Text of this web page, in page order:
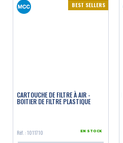
BEST SELLERS
CARTOUCHE DE FILTRE À AIR -
BOITIER DE FILTRE PLASTIQUE
Réf. : 1011710 EN STOCK